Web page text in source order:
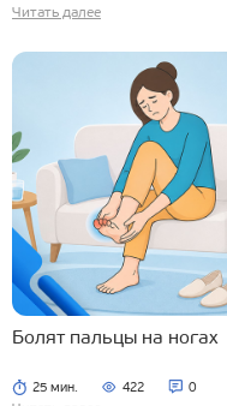
Читать далее
Болят пальцы на ногах
25 мин. 422 0